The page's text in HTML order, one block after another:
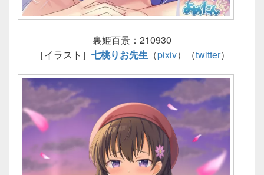
裏姫百景：210930
［イラスト］ 七桃りお先生（pixiv）（twitter）